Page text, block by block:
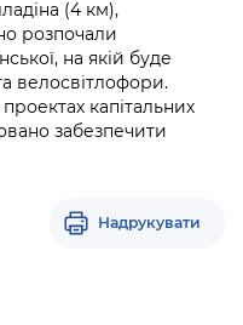
(4 км),
розпочали
на якій буде
велосвітлофори.
капітальних
забезпечити
Надрукувати